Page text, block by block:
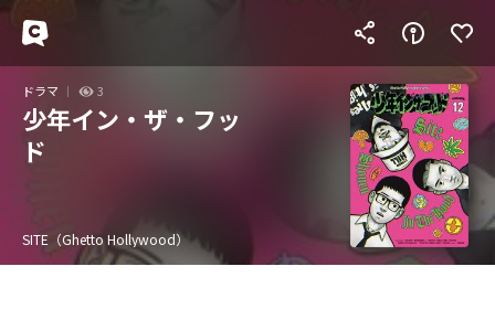
ドラマ 3
少年イン・ザ・フッ
ド
SITE（Ghetto Hollywood）